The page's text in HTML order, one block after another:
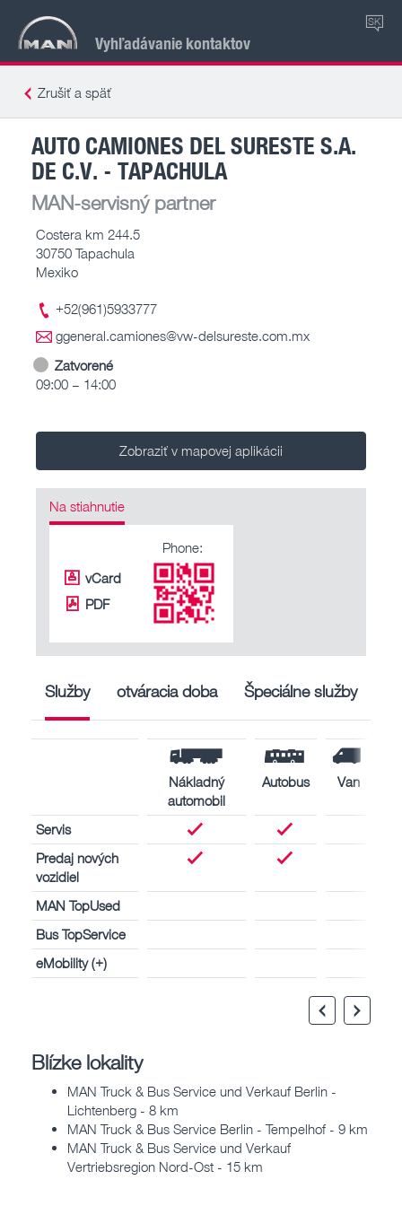
Vyhľadávanie kontaktov
SK
Zrušiť a späť
AUTO CAMIONES DEL SURESTE S.A.
DE C.V. - TAPACHULA
MAN-servisný partner
Costera km 244.5
30750 Tapachula
Mexiko
+52(961)5933777
ggeneral.camiones@vw-delsureste.com.mx
Zatvorené
09:00 – 14:00
Zobraziť v mapovej aplikácii
Na stiahnutie
vCard
PDF
Phone:
Služby otváracia doba Špeciálne služby
Nákladný
automobil
Autobus Van
Servis
Predaj nových
vozidiel
MAN TopUsed
Bus TopService
eMobility (+)
Blízke lokality
MAN Truck & Bus Service und Verkauf Berlin -
Lichtenberg - 8 km
MAN Truck & Bus Service Berlin - Tempelhof - 9 km
MAN Truck & Bus Service und Verkauf
Vertriebsregion Nord-Ost - 15 km